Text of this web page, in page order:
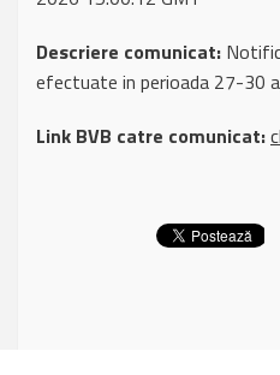
Descriere comunicat:
efectuate in perioada 27-30
Link BVB catre comunicat: